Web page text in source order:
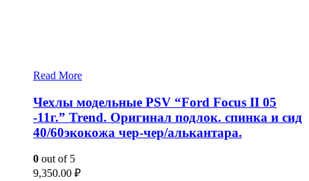
Read More
Чехлы модельные PSV “Ford Focus II 05
-11г.” Trend. Оригинал подлок. спинка и сид
40/60экокожа чер-чер/алькантара.
0 out of 5
9,350.00 ₽